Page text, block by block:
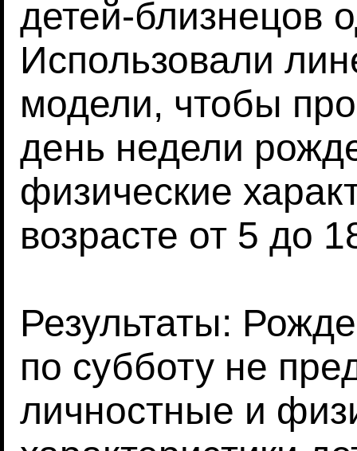
детей-близнецов
Использовали
модели, чтобы
день недели
физические
возрасте от 5 до
Результаты:
по субботу не
личностные и